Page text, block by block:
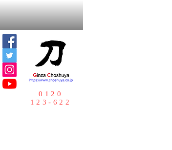
0120
123-622